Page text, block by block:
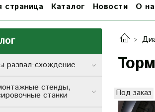
страница Каталог Новости О
Под заказ
развал-схождение
стенды,
станки